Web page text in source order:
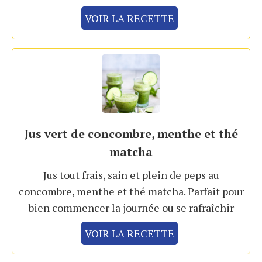
VOIR LA RECETTE
Jus vert de concombre, menthe et thé
matcha
Jus tout frais, sain et plein de peps au
concombre, menthe et thé matcha. Parfait pour
bien commencer la journée ou se rafraîchir
VOIR LA RECETTE